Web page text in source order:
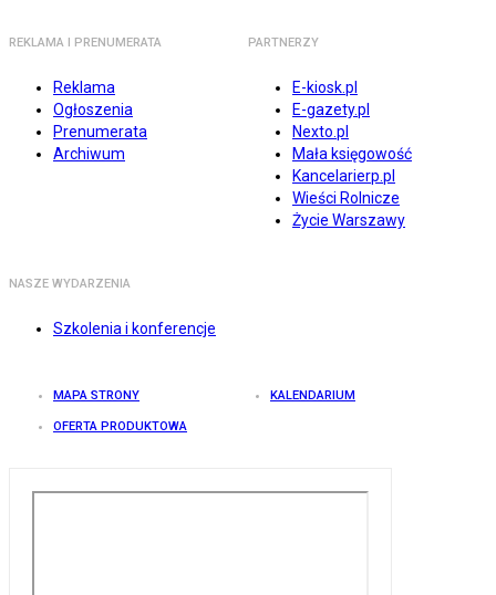
REKLAMA I PRENUMERATA
Reklama
Ogłoszenia
Prenumerata
Archiwum
PARTNERZY
E-kiosk.pl
E-gazety.pl
Nexto.pl
Mała księgowość
Kancelarierp.pl
Wieści Rolnicze
Życie Warszawy
NASZE WYDARZENIA
Szkolenia i konferencje
MAPA STRONY KALENDARIUM
OFERTA PRODUKTOWA